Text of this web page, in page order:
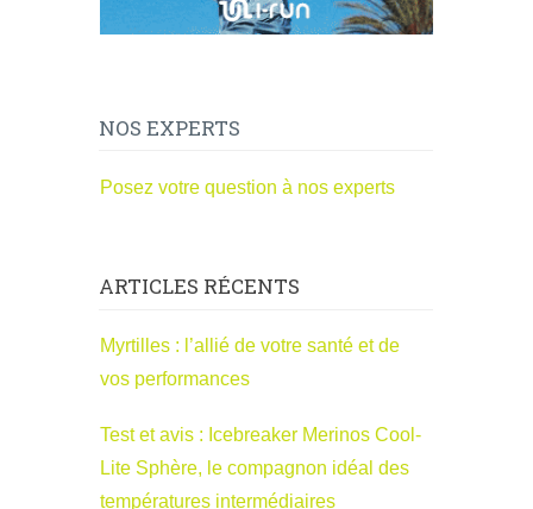
NOS EXPERTS
Posez votre question à nos experts
ARTICLES RÉCENTS
Myrtilles : l’allié de votre santé et de
vos performances
Test et avis : Icebreaker Merinos Cool-
Lite Sphère, le compagnon idéal des
températures intermédiaires